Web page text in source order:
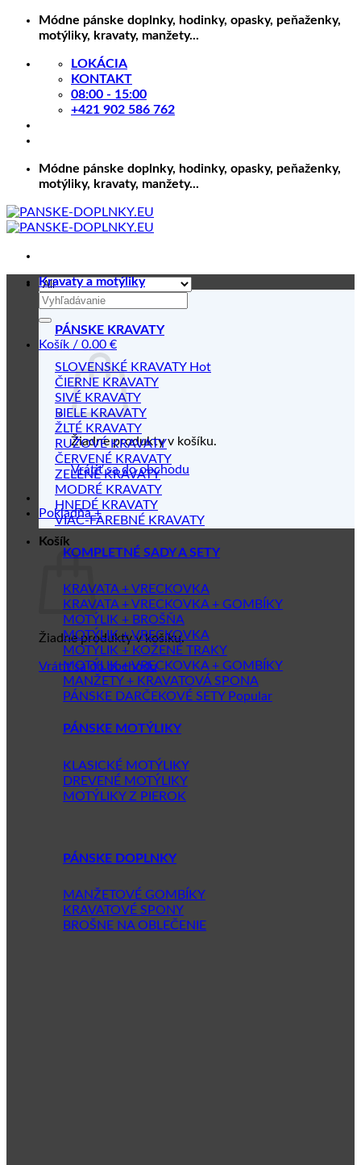
Skip
Módne pánske doplnky, hodinky, opasky, peňaženky,
motýliky, kravaty, manžety...
LOKÁCIA
KONTAKT
08:00 - 15:00
+421 902 586 762
Módne pánske doplnky, hodinky, opasky, peňaženky,
motýliky, kravaty, manžety...
Hľadať:
Košík / 0.00 €
Žiadne produkty v košíku.
Vrátiť sa do obchodu
Pokladňa +
Košík
Žiadne produkty v košíku.
Vrátiť sa do obchodu
Kravaty a motýliky
PÁNSKE KRAVATY
SLOVENSKÉ KRAVATY
ČIERNE KRAVATY
SIVÉ KRAVATY
BIELE KRAVATY
ŽLTÉ KRAVATY
RUŽOVÉ KRAVATY
ČERVENÉ KRAVATY
ZELENÉ KRAVATY
MODRÉ KRAVATY
HNEDÉ KRAVATY
VIAC-FAREBNÉ KRAVATY
KOMPLETNÉ SADY A SETY
KRAVATA + VRECKOVKA
KRAVATA + VRECKOVKA + GOMBÍKY
MOTÝLIK + BROŠŇA
MOTÝLIK + VRECKOVKA
MOTÝLIK + KOŽENÉ TRAKY
MOTÝLIK + VRECKOVKA + GOMBÍKY
MANŽETY + KRAVATOVÁ SPONA
PÁNSKE DARČEKOVÉ SETY
PÁNSKE MOTÝLIKY
KLASICKÉ MOTÝLIKY
DREVENÉ MOTÝLIKY
MOTÝLIKY Z PIEROK
PÁNSKE DOPLNKY
MANŽETOVÉ GOMBÍKY
KRAVATOVÉ SPONY
BROŠNE NA OBLEČENIE